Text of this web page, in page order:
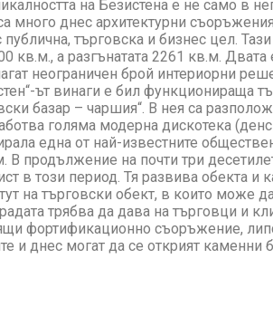
на Безистена е не само в
много днес архитектурни
търговска и бизнес цел.
а разгънатата 2261 кв.м. Двата
неограничен брой интериорни
ът винаги е бил функционираща
базар – чаршия“. В нея са
голяма модерна дискотека
една от най-известните
продължение на почти три
в този период. Тя развива обекта и
на търговски обект, в които може
трябва да дава на търговци и
фортификационно съоръжение,
и днес могат да се открият каменни